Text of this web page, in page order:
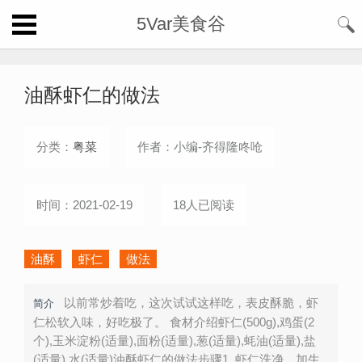
5Var美食谷
油酥虾仁的做法
分类： 粤菜 作者：小编-齐得隆咚呛
时间：2021-02-19 18人已阅读
油酥 虾仁 做法
简介
以前常炒着吃，这次试试这样吃，表皮酥脆，虾
仁松软入味，好吃极了。 食材介绍虾仁(500g),鸡蛋(2
个),玉米淀粉(适量),面粉(适量),葱(适量),蚝油(适量),盐
(适量),水(适量)油酥虾仁的做法步骤1. 虾仁洗净，加生